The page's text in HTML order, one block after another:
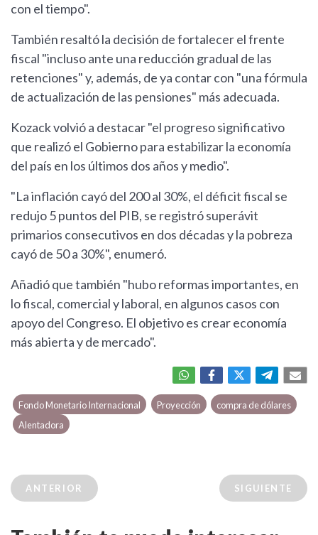
con el tiempo".
También resaltó la decisión de fortalecer el frente
fiscal "incluso ante una reducción gradual de las
retenciones" y, además, de ya contar con "una fórmula
de actualización de las pensiones" más adecuada.
Kozack volvió a destacar "el progreso significativo
que realizó el Gobierno para estabilizar la economía
del país en los últimos dos años y medio".
"La inflación cayó del 200 al 30%, el déficit fiscal se
redujo 5 puntos del PIB, se registró superávit
primarios consecutivos en dos décadas y la pobreza
cayó de 50 a 30%", enumeró.
Añadió que también "hubo reformas importantes, en
lo fiscal, comercial y laboral, en algunos casos con
apoyo del Congreso. El objetivo es crear economía
más abierta y de mercado".
Fondo Monetario Internacional Proyección
compra de dólares
Alentadora
ANTERIOR SIGUIENTE